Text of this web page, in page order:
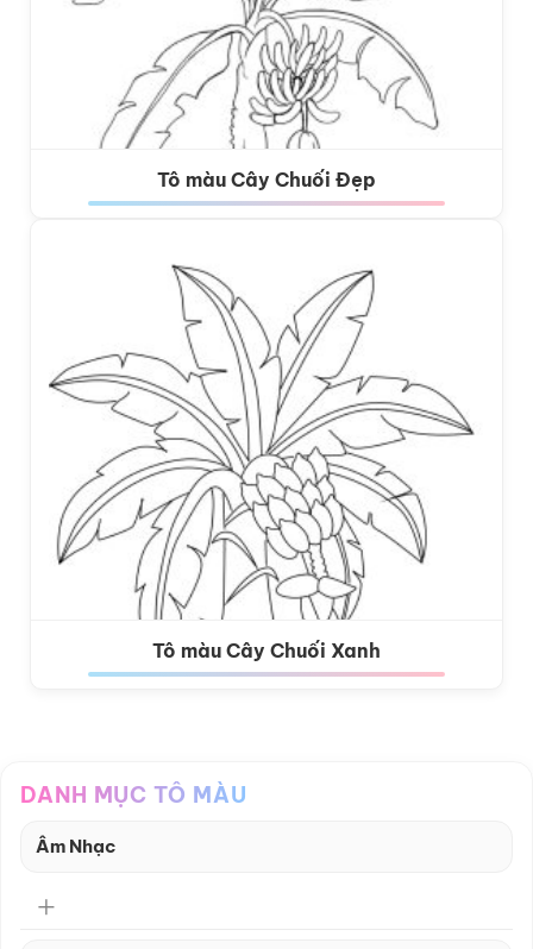
Tô màu Cây Chuối Đẹp
Tô màu Cây Chuối Xanh
DANH MỤC TÔ MÀU
Âm Nhạc